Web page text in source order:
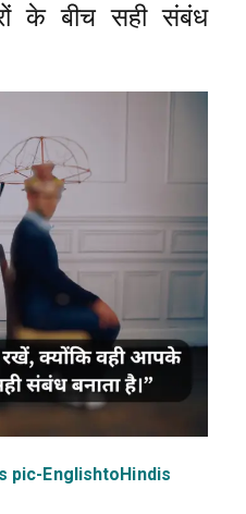
के बीच सही संबंध
pic-EnglishtoHindis